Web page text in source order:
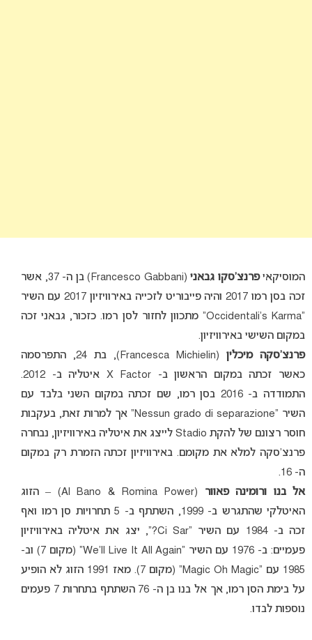
המוסיקאיפרנצ’סקו גבאני
(Francesco Gabbani) בן ה- 37, אשר
זכה בסן רמו 2017 והיה פייבוריט לזכייה באירוויזיון 2017 עם השיר
“Occidentali’s Karma” מתכוון לחזור לסן רמו. כזכור, גבאני זכה
במקום השישי באירוויזיון.
פרנצ’סקה מיכלין
(Francesca Michielin), בת 24, התפרסמה
כאשר זכתה במקום הראשון ב- X Factor איטליה ב- 2012.
התמודדה ב- 2016 בסן רמו, שם זכתה במקום השני בלבד עם
השיר “Nessun grado di separazione” אך למרות זאת, בעקבות
חוסר רצונם של להקת Stadio לייצג את איטליה באירוויזיון, נבחרה
פרנצ’סקה למלא את מקומם. באירוויזיון זכתה הזמרת רק במקום
ה- 16.
אל בנו ורומינה פאוור
(Al Bano & Romina Power) – הזוג
האיטלקי שהתגרש ב- 1999, השתתף ב- 5 תחרויות סן רמו ואף
זכה ב- 1984 עם השיר “Ci Sar?”, יצג את איטליה באירוויזיון
פעמיים: ב- 1976 עם השיר “We’ll Live It All Again” (מקום 7) וב-
1985 עם “Magic Oh Magic” (מקום 7). מאז 1991 הזוג לא הופיע
על בימת הסן רמו, אך אל בנו בן ה- 76 השתתף בתחרות 7 פעמים
נוספות לבדו.